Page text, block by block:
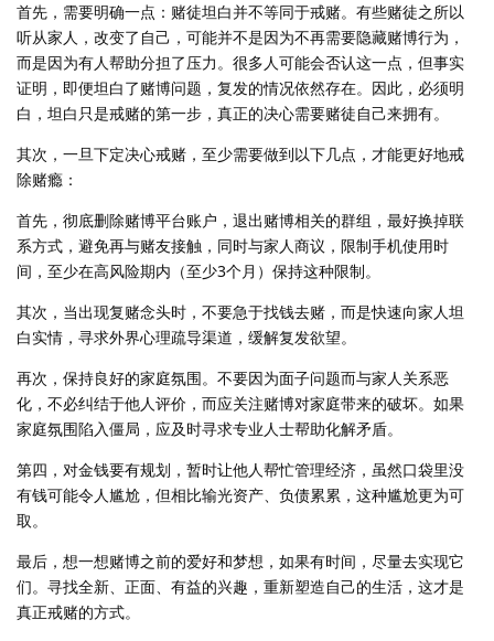
首先，需要明确一点：赌徒坦白并不等同于戒赌。有些赌徒之所以
听从家人，改变了自己，可能并不是因为不再需要隐藏赌博行为，
而是因为有人帮助分担了压力。很多人可能会否认这一点，但事实
证明，即便坦白了赌博问题，复发的情况依然存在。因此，必须明
白，坦白只是戒赌的第一步，真正的决心需要赌徒自己来拥有。
其次，一旦下定决心戒赌，至少需要做到以下几点，才能更好地戒
除赌瘾：
首先，彻底删除赌博平台账户，退出赌博相关的群组，最好换掉联
系方式，避免再与赌友接触，同时与家人商议，限制手机使用时
间，至少在高风险期内（至少3个月）保持这种限制。
其次，当出现复赌念头时，不要急于找钱去赌，而是快速向家人坦
白实情，寻求外界心理疏导渠道，缓解复发欲望。
再次，保持良好的家庭氛围。不要因为面子问题而与家人关系恶
化，不必纠结于他人评价，而应关注赌博对家庭带来的破坏。如果
家庭氛围陷入僵局，应及时寻求专业人士帮助化解矛盾。
第四，对金钱要有规划，暂时让他人帮忙管理经济，虽然口袋里没
有钱可能令人尴尬，但相比输光资产、负债累累，这种尴尬更为可
取。
最后，想一想赌博之前的爱好和梦想，如果有时间，尽量去实现它
们。寻找全新、正面、有益的兴趣，重新塑造自己的生活，这才是
真正戒赌的方式。